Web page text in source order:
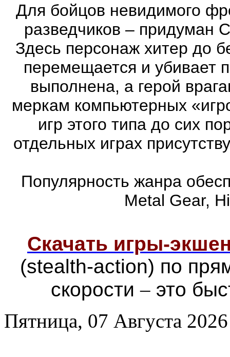
Для бойцов невидимого
разведчиков – придуман
Здесь персонаж хитер до
перемещается и убивает
выполнена, а герой
меркам компьютерных
игр этого типа до сих
отдельных играх
Популярность жанра
Metal Gear,
Скачать игры-
(stealth-action) по
скорости– это
Пятница, 07 Августа 2026